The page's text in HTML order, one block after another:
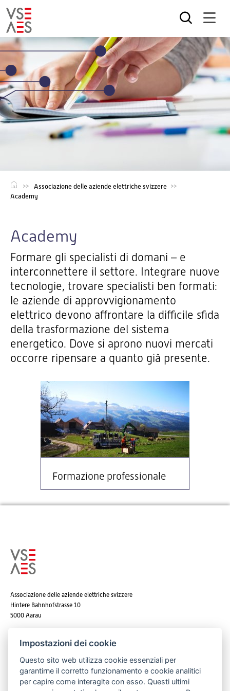
Salta
al
contenuto
principale
Associazione delle aziende elettriche svizzere
Academy
Academy
Formare gli specialisti di domani – e
interconnettere il settore. Integrare nuove
tecnologie, trovare specialisti ben formati:
le aziende di approvvigionamento
elettrico devono affrontare la difficile sfida
della trasformazione del sistema
energetico. Dove si aprono nuovi mercati
occorre ripensare a quanto già presente.
Formazione professionale
Associazione delle aziende elettriche svizzere
Hintere Bahnhofstrasse 10
5000 Aarau
E-mail:info@strom.ch
Impostazioni dei cookie
Questo sito web utilizza cookie essenziali per
garantirne il corretto funzionamento e cookie analitici
per capire come interagite con esso. Questi ultimi